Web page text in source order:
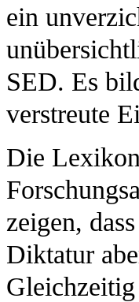
ein
SED. Es
verstreute
Die
zeigen,
Diktatur